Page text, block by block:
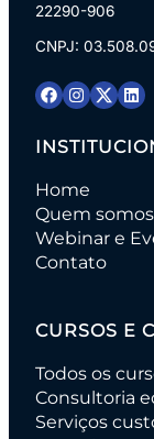
22290-906
CNPJ:
Home
Quem somos
Webinar e
Contato
CURSOS E
Todos os
Consultoria
Serviços